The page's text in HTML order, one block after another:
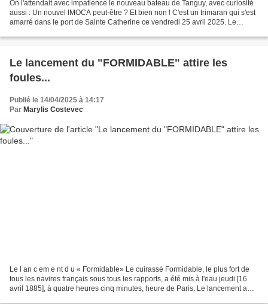
On l'attendait avec impatience le nouveau bateau de Tanguy, avec curiosité
aussi : Un nouvel IMOCA peut-être ? Et bien non ! C'est un trimaran qui s'est
amarré dans le port de Sainte Catherine ce vendredi 25 avril 2025. Le
Le lancement du "FORMIDABLE" attire les
foules...
Publié le 14/04/2025 à 14:17
Par Marylis Costevec
Le l an c em e nt d u « Formidable» Le cuirassé Formidable, le plus fort de
tous les navires français sous tous les rapports, a été mis à l'eau jeudi [16
avril 1885], à quatre heures cinq minutes, heure de Paris. Le lancement a